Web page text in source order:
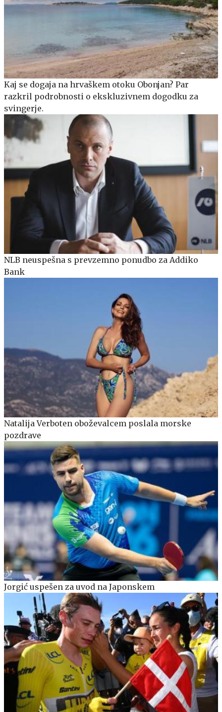
Kaj se dogaja na hrvaškem otoku Obonjan? Par
razkril podrobnosti o ekskluzivnem dogodku za
svingerje.
NLB neuspešna s prevzemno ponudbo za Addiko
Bank
Natalija Verboten oboževalcem poslala morske
pozdrave
Jorgić uspešen za uvod na Japonskem